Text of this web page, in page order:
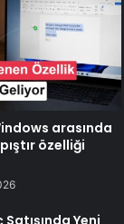
arasında
özelliği